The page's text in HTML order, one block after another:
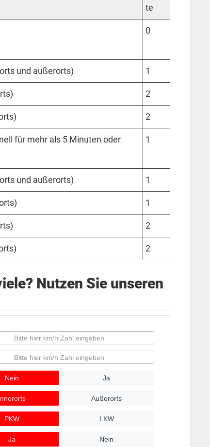
te
0
und außer­orts) 1
2
2
für mehr als 5 Mi­nu­ten oder
1
und außer­orts) 1
1
2
2
Nutzen Sie unseren